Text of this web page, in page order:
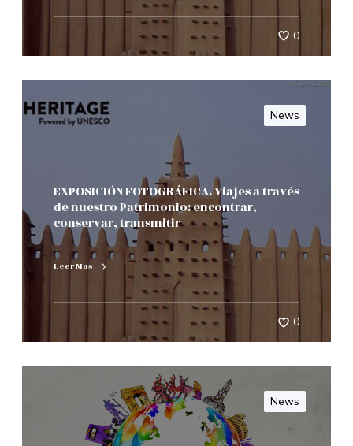
0
News
EXPOSICIÓN FOTOGRÁFICA. Viajes a través
de nuestro Patrimonio: encontrar,
conservar, transmitir
Leer Mas
0
News